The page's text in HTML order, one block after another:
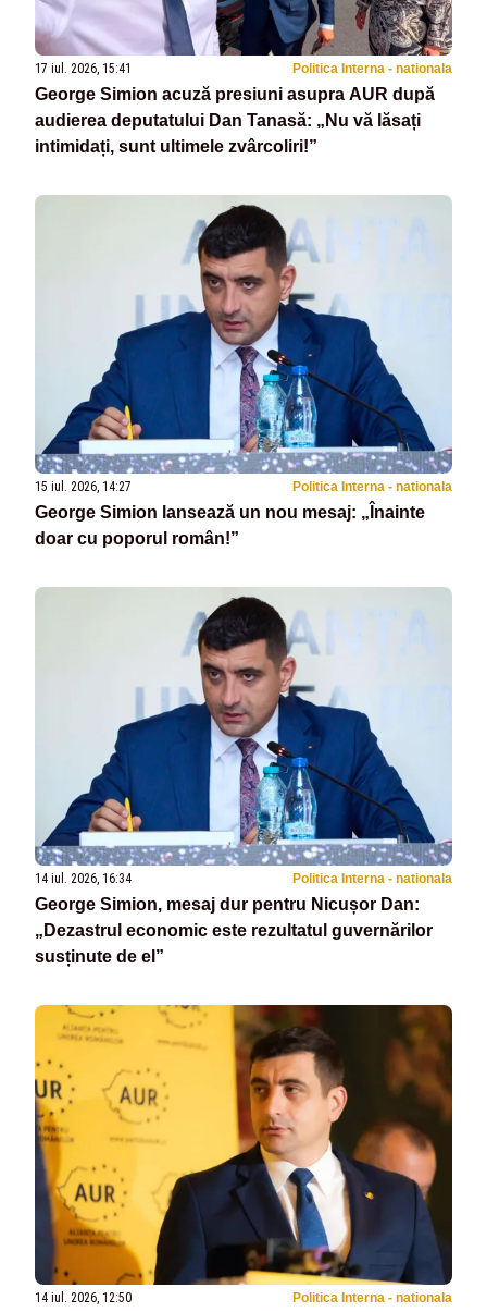
17 iul. 2026, 15:41 Politica Interna - nationala
George Simion acuză presiuni asupra AUR după
audierea deputatului Dan Tanasă: „Nu vă lăsați
intimidați, sunt ultimele zvârcoliri!”
15 iul. 2026, 14:27 Politica Interna - nationala
George Simion lansează un nou mesaj: „Înainte
doar cu poporul român!”
14 iul. 2026, 16:34 Politica Interna - nationala
George Simion, mesaj dur pentru Nicușor Dan:
„Dezastrul economic este rezultatul guvernărilor
susținute de el”
14 iul. 2026, 12:50 Politica Interna - nationala